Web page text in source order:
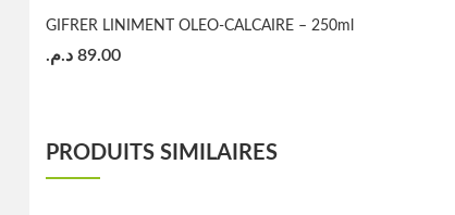
GIFRER LINIMENT OLEO-CALCAIRE – 250ml
89.00 د.م.
PRODUITS SIMILAIRES